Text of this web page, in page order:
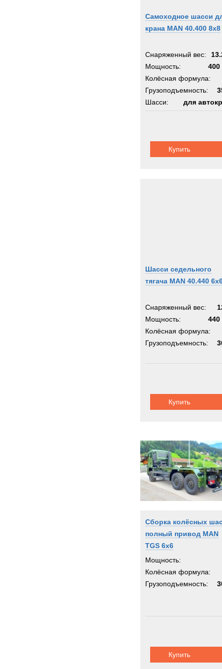
Самоходное шасси
крана MAN 40.400 8x8
Снаряженный вес:
Мощность:
400
Колёсная формула:
Грузоподъемность:
Шасси:
для
Купить
Шасси седельного
тягача MAN 40.440
Снаряженный вес:
Мощность:
440
Колёсная формула:
Грузоподъемность:
Купить
Сборка колёсных
полный привод MAN
TGS 6x6
Мощность:
Колёсная формула:
Грузоподъемность:
Купить